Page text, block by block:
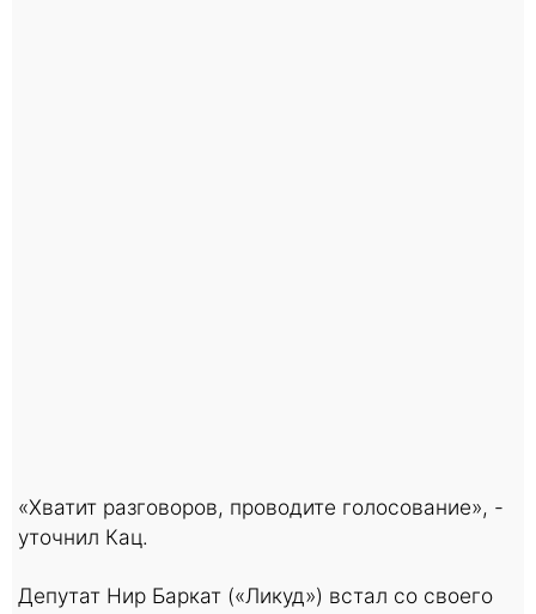
«Хватит разговоров, проводите голосование», -
уточнил Кац.
Депутат Нир Баркат («Ликуд») встал со своего